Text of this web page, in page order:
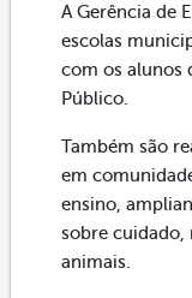
A Gerência de
escolas
com os alunos
Público.
Também são
em
ensino,
sobre cuidado,
animais.